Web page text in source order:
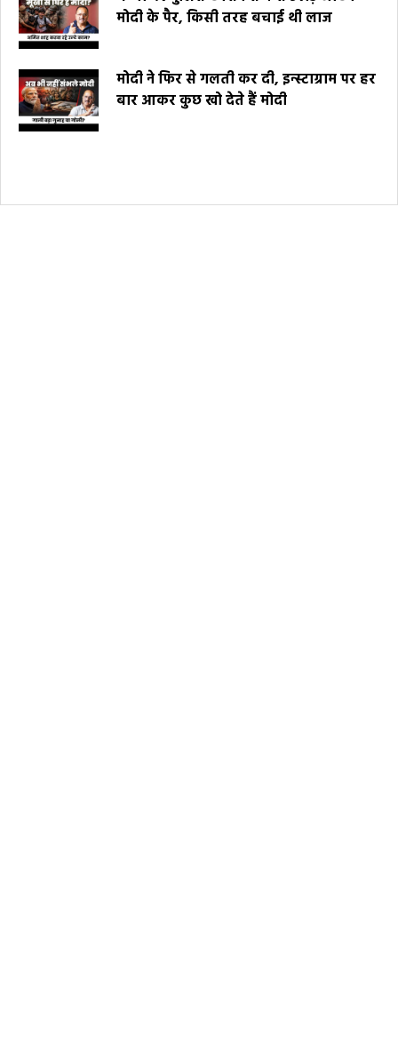
मोदी के पैर, किसी तरह बचाई थी लाज
मोदी ने फिर से गलती कर दी, इन्स्टाग्राम पर हर
बार आकर कुछ खो देते हैं मोदी